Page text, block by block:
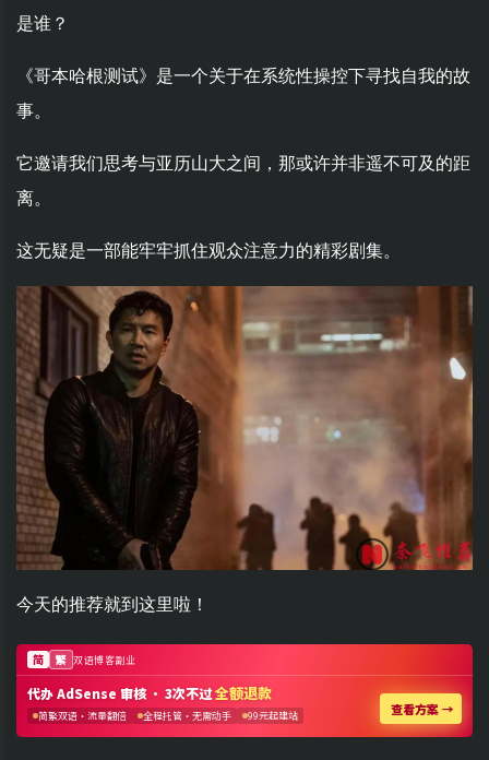
是谁？
《哥本哈根测试》是一个关于在系统性操控下寻找自我的故
事。
它邀请我们思考与亚历山大之间，那或许并非遥不可及的距
离。
这无疑是一部能牢牢抓住观众注意力的精彩剧集。
今天的推荐就到这里啦！